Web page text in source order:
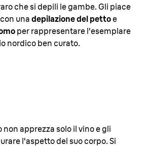
che si depili le gambe. Gli piace
una depilazione del pettoe
per rappresentare l'esemplare
nordico ben curato.
apprezza solo il vino e gli
l'aspetto del suo corpo. Si